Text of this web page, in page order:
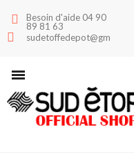
Besoin d'aide 04 90
89 81 63
sudetoffedepot@gmail.com